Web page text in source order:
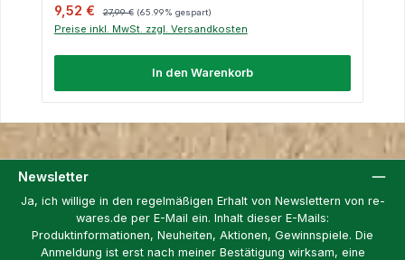
Verkaufspreis:
9,52 € 27,99 € (65.99% gespart)
Preise inkl. MwSt. zzgl. Versandkosten
In den Warenkorb
Newsletter
Ja, ich willige in den regelmäßigen Erhalt von Newslettern von re-
wares.de per E-Mail ein. Inhalt dieser E-Mails:
Produktinformationen, Neuheiten, Aktionen, Gewinnspiele. Die
Anmeldung ist erst nach meiner Bestätigung wirksam, eine